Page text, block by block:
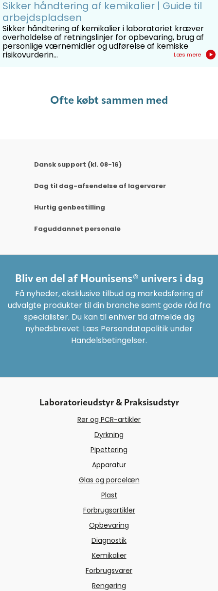
Sikker håndtering af kemikalier | Guide til
arbejdspladsen
Sikker håndtering af kemikalier i laboratoriet kræver
overholdelse af retningslinjer for opbevaring, brug af
personlige værnemidler og udførelse af kemiske
risikovurderin... Læs mere
Ofte købt sammen med
Dansk support (kl. 08-16)
Dag til dag-afsendelse af lagervarer
Hurtig genbestilling
Faguddannet personale
Bliv en del af Hounisens® univers i dag
Få nyheder, eksklusive tilbud og markedsføring af
udvalgte produkter til din branche samt gode råd fra
specialister. Du kan til enhver tid afmelde dig
nyhedsbrevet. Læs Persondatapolitik under
Handelsbetingelser.
Laboratorieudstyr & Praksisudstyr
Rør og PCR-artikler
Dyrkning
Pipettering
Apparatur
Glas og porcelæn
Plast
Forbrugsartikler
Opbevaring
Diagnostik
Kemikalier
Forbrugsvarer
Rengøring